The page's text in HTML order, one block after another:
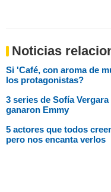
Noticias
Si 'Café, con aroma de
los protagonistas?
3 series de Sofía
ganaron Emmy
5 actores que todos
pero nos encanta verlos